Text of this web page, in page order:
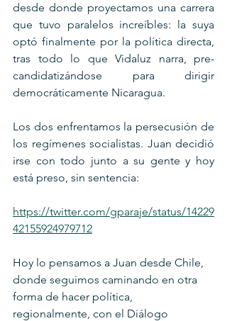
desde donde proyectamos una carrera
que tuvo paralelos increíbles: la suya
optó finalmente por la política directa,
tras todo lo que Vidaluz narra, pre-
candidatizándose para dirigir
democráticamente Nicaragua.
Los dos enfrentamos la persecusión de
los regímenes socialistas. Juan decidió
irse con todo junto a su gente y hoy
está preso, sin sentencia:
https://twitter.com/gparaje/status/14229
42155924979712
Hoy lo pensamos a Juan desde Chile,
donde seguimos caminando en otra
forma de hacer política,
regionalmente, con el Diálogo